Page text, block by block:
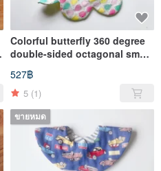
Colorful butterfly 360 degree
double-sided octagonal small
flower pocket headband set
527฿
5 (1)
ขายหมด